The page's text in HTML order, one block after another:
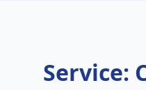
Service: